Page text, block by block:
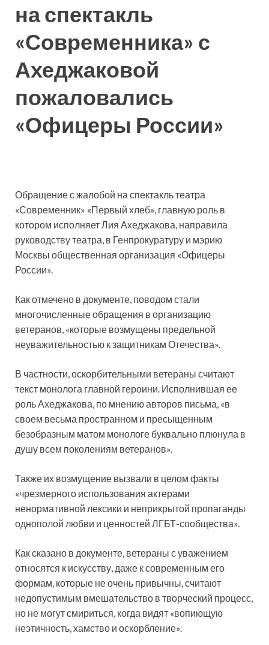
на спектакль
«Современника» с
Ахеджаковой
пожаловались
«Офицеры России»
Обращение с жалобой на спектакль театра
«Современник» «Первый хлеб», главную роль в
котором исполняет Лия Ахеджакова, направила
руководствутеатра, в Генпрокуратуру и мэрию
Москвы общественная организация «Офицеры
России».
Как отмечено в документе, поводом стали
многочисленные обращения в организацию
ветеранов, «которые возмущены предельной
неуважительностью к защитникам Отечества».
В частности, оскорбительными ветераны считают
текст монолога главной героини. Исполнившая ее
роль Ахеджакова, по мнению авторов письма, «в
своем весьма пространном и пресыщенным
безобразным матом монологе буквально плюнула в
душу всем поколениям ветеранов».
Также их возмущение вызвали в целом факты
«чрезмерного использования актерами
ненормативной лексики и неприкрытой пропаганды
однополой любви и ценностей ЛГБТ-сообщества».
Как сказано в документе, ветераны с уважением
относятся к искусству, даже к современным его
формам, которые не очень привычны, считают
недопустимым вмешательство в творческий процесс,
но не могут смириться, когда видят «вопиющую
неэтичность, хамство и оскорбление».